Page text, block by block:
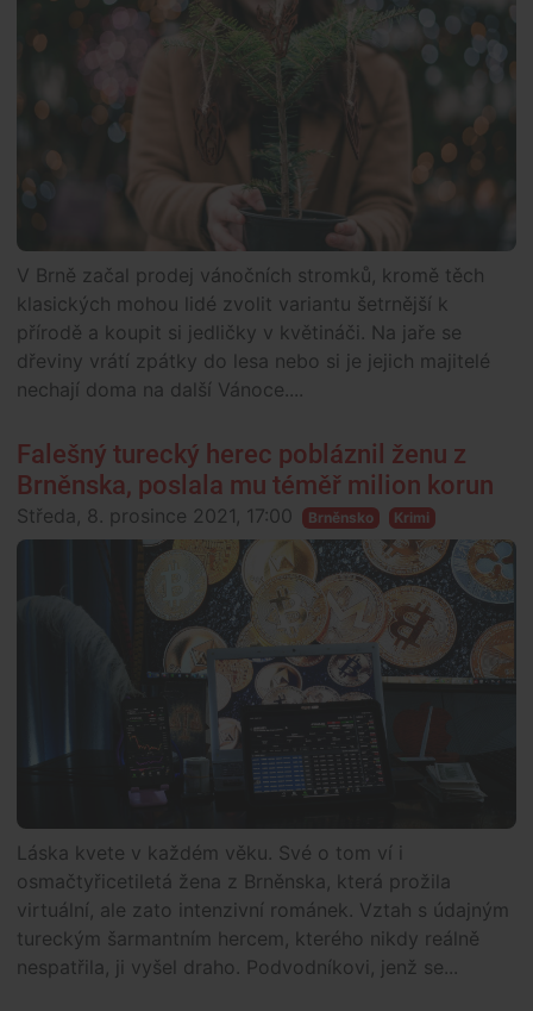
V Brně začal prodej vánočních stromků, kromě těch
klasických mohou lidé zvolit variantu šetrnější k
přírodě a koupit si jedličky v květináči. Na jaře se
dřeviny vrátí zpátky do lesa nebo si je jejich majitelé
nechají doma na další Vánoce....
Falešný turecký herec pobláznil ženu z
Brněnska, poslala mu téměř milion korun
Středa, 8. prosince 2021, 17:00 Brněnsko Krimi
Láska kvete v každém věku. Své o tom ví i
osmačtyřicetiletá žena z Brněnska, která prožila
virtuální, ale zato intenzivní románek. Vztah s údajným
tureckým šarmantním hercem, kterého nikdy reálně
nespatřila, ji vyšel draho. Podvodníkovi, jenž se...